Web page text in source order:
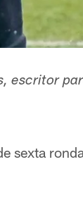
escritor
sexta